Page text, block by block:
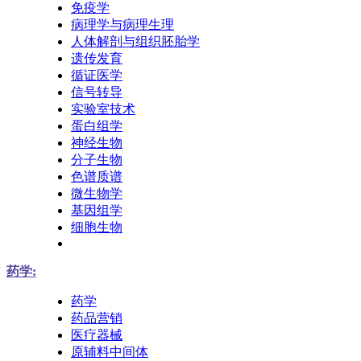
免疫学
病理学与病理生理
人体解剖与组织胚胎学
遗传发育
循证医学
信号转导
实验室技术
蛋白组学
神经生物
分子生物
色谱质谱
微生物学
基因组学
细胞生物
药学:
药学
药品营销
医疗器械
原辅料中间体